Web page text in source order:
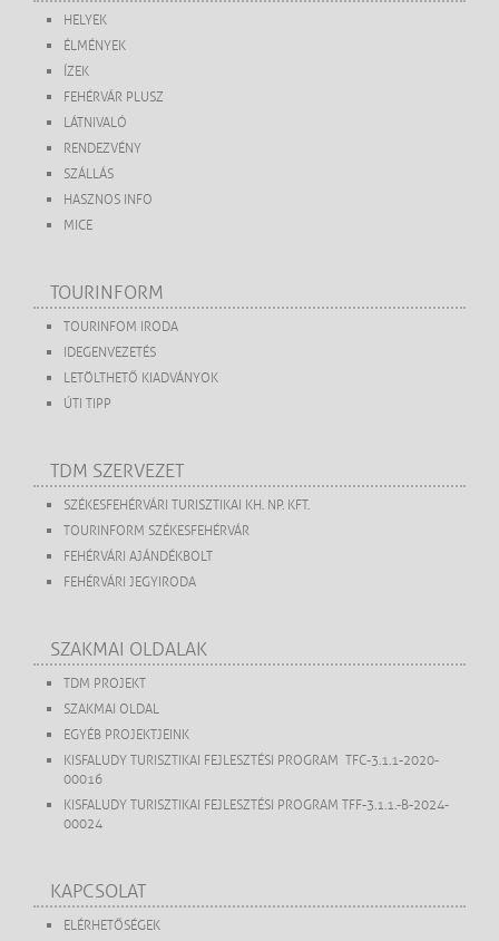
HELYEK
ÉLMÉNYEK
ÍZEK
FEHÉRVÁR PLUSZ
LÁTNIVALÓ
RENDEZVÉNY
SZÁLLÁS
HASZNOS INFO
MICE
TOURINFORM
TOURINFOM IRODA
IDEGENVEZETÉS
LETÖLTHETŐ KIADVÁNYOK
ÚTI TIPP
TDM SZERVEZET
SZÉKESFEHÉRVÁRI TURISZTIKAI KH. NP. KFT.
TOURINFORM SZÉKESFEHÉRVÁR
FEHÉRVÁRI AJÁNDÉKBOLT
FEHÉRVÁRI JEGYIRODA
SZAKMAI OLDALAK
TDM PROJEKT
SZAKMAI OLDAL
EGYÉB PROJEKTJEINK
KISFALUDY TURISZTIKAI FEJLESZTÉSI PROGRAM TFC-3.1.1-2020-
00016
KISFALUDY TURISZTIKAI FEJLESZTÉSI PROGRAM TFF-3.1.1.-B-2024-
00024
KAPCSOLAT
ELÉRHETŐSÉGEK